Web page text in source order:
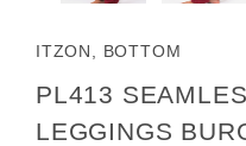
ITZON, BOTTOM
PL413
LEGGINGS